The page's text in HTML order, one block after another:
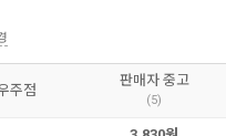
주점
판매자 중고
(5)